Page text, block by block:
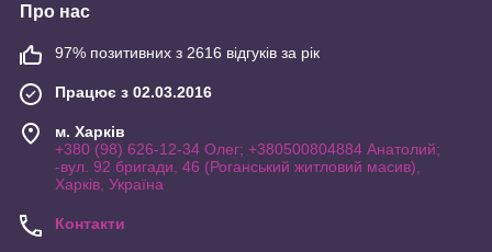
Про нас
97% позитивних з 2616 відгуків за рік
Працює з 02.03.2016
м. Харків
+380 (98) 626-12-34 Олег; +380500804884 Анатолий;
-вул. 92 бригади, 46 (Роганський житловий масив),
Харків, Україна
Контакти